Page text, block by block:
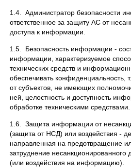
1.4. Администратор безопасности
ответственное за защиту АС от
доступа к информации.
1.5. Безопасность информации -
информации, характеризуемое
технических средств и
обеспечивать конфиденциальность,
от субъектов, не имеющих
ней, целостность и доступность
обработке техническими средствами.
1.6. Защита информации от
(защита от НСД) или воздействия -
направленная на предотвращение
затруднение несанкционированного
(или воздействия на информацию).